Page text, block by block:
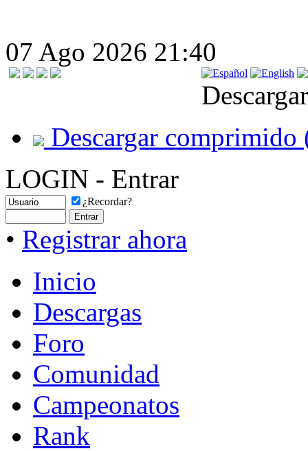
07 Ago 2026 21:40
Descargar comprimido
LOGIN - Entrar
¿Recordar?
• Registrar ahora
Inicio
Descargas
Foro
Comunidad
Campeonatos
Rank